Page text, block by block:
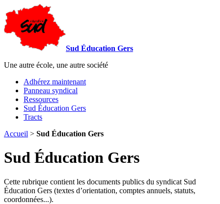
Sud Éducation Gers
Une autre école, une autre société
Adhérez maintenant
Panneau syndical
Ressources
Sud Éducation Gers
Tracts
Accueil > Sud Éducation Gers
Sud Éducation Gers
Cette rubrique contient les documents publics du syndicat Sud
Éducation Gers (textes d’orientation, comptes annuels, statuts,
coordonnées...).